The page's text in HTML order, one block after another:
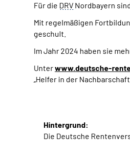
Für die DRV Nordbayern
Mit regelmäßigen
geschult.
Im Jahr 2024 haben sie
Unterwww.deutsche-
„Helfer in der
Hintergrund:
Die Deutsche